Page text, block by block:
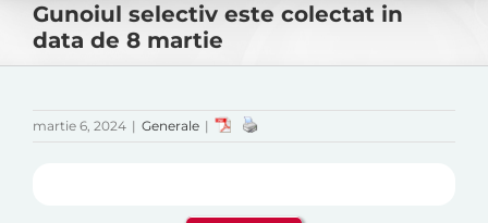
Gunoiul selectiv este colectat in
data de 8 martie
martie 6, 2024 | Generale |